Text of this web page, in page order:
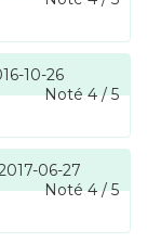
10-26
Noté4/5
06-27
Noté4/5